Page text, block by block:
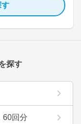
す
探す
60回分